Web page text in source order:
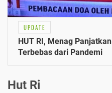
UPDATE
HUT RI, Menag
Terbebas dari Pandemi
Hut Ri